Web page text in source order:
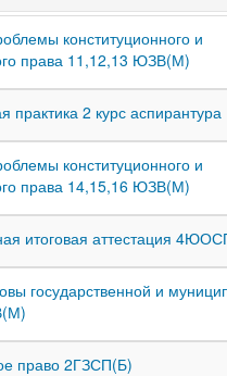
конституционного и
права 11,12,13 ЮЗВ(М)
практика 2 курс аспирантура
конституционного и
права 14,15,16 ЮЗВ(М)
итоговая аттестация
государственной и
право 2ГЗСП(Б)